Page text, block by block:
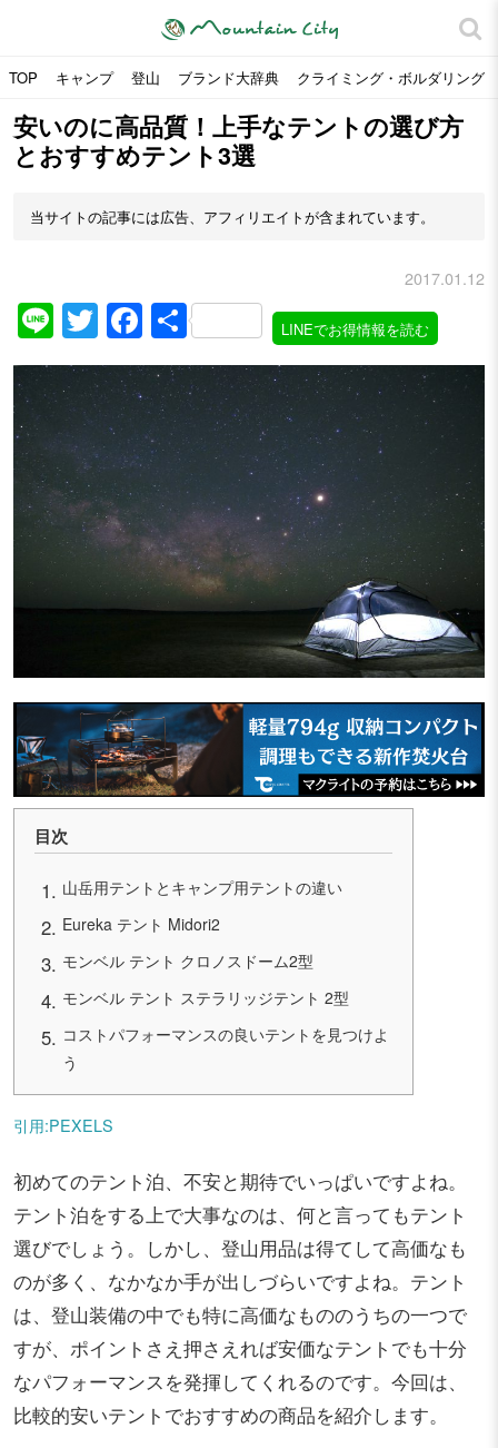
TOP キャンプ 登山 ブランド大辞典 クライミング・ボルダリング
安いのに高品質！上手なテントの選び方
とおすすめテント3選
当サイトの記事には広告、アフィリエイトが含まれています。
2017.01.12
LineTwitter
Facebook
共
有
LINEでお得情報を読む
目次
山岳用テントとキャンプ用テントの違い
Eureka テント Midori2
モンベル テント クロノスドーム2型
モンベル テント ステラリッジテント 2型
コストパフォーマンスの良いテントを見つけよ
う
引用:PEXELS
初めてのテント泊、不安と期待でいっぱいですよね。
テント泊をする上で大事なのは、何と言ってもテント
選びでしょう。しかし、登山用品は得てして高価なも
のが多く、なかなか手が出しづらいですよね。テント
は、登山装備の中でも特に高価なもののうちの一つで
すが、ポイントさえ押さえれば安価なテントでも十分
なパフォーマンスを発揮してくれるのです。今回は、
比較的安いテントでおすすめの商品を紹介します。